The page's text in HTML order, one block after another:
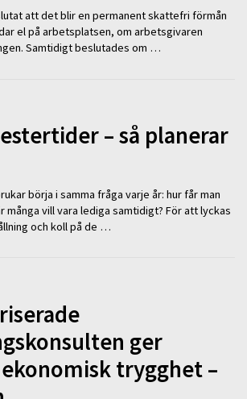
att det blir en permanent skattefri förmån
el på arbetsplatsen, om arbetsgivaren
Samtidigt beslutades om …
– så planerar
börja i samma fråga varje år: hur får man
många vill vara lediga samtidigt? För att lyckas
och koll på de …
ger
trygghet –